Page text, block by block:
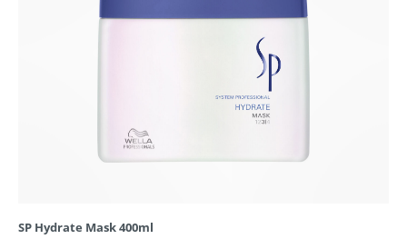
SP Hydrate Mask 400ml